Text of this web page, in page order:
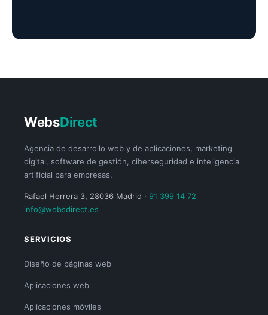
WebsDirect
Agencia de desarrollo web y de aplicaciones, marketing
digital, software de gestión, ciberseguridad e inteligencia
artificial para empresas.
Rafael Herrera 3, 28036 Madrid · 91 399 14 72
info@websdirect.es
SERVICIOS
Diseño de páginas web
Aplicaciones web
Aplicaciones móviles